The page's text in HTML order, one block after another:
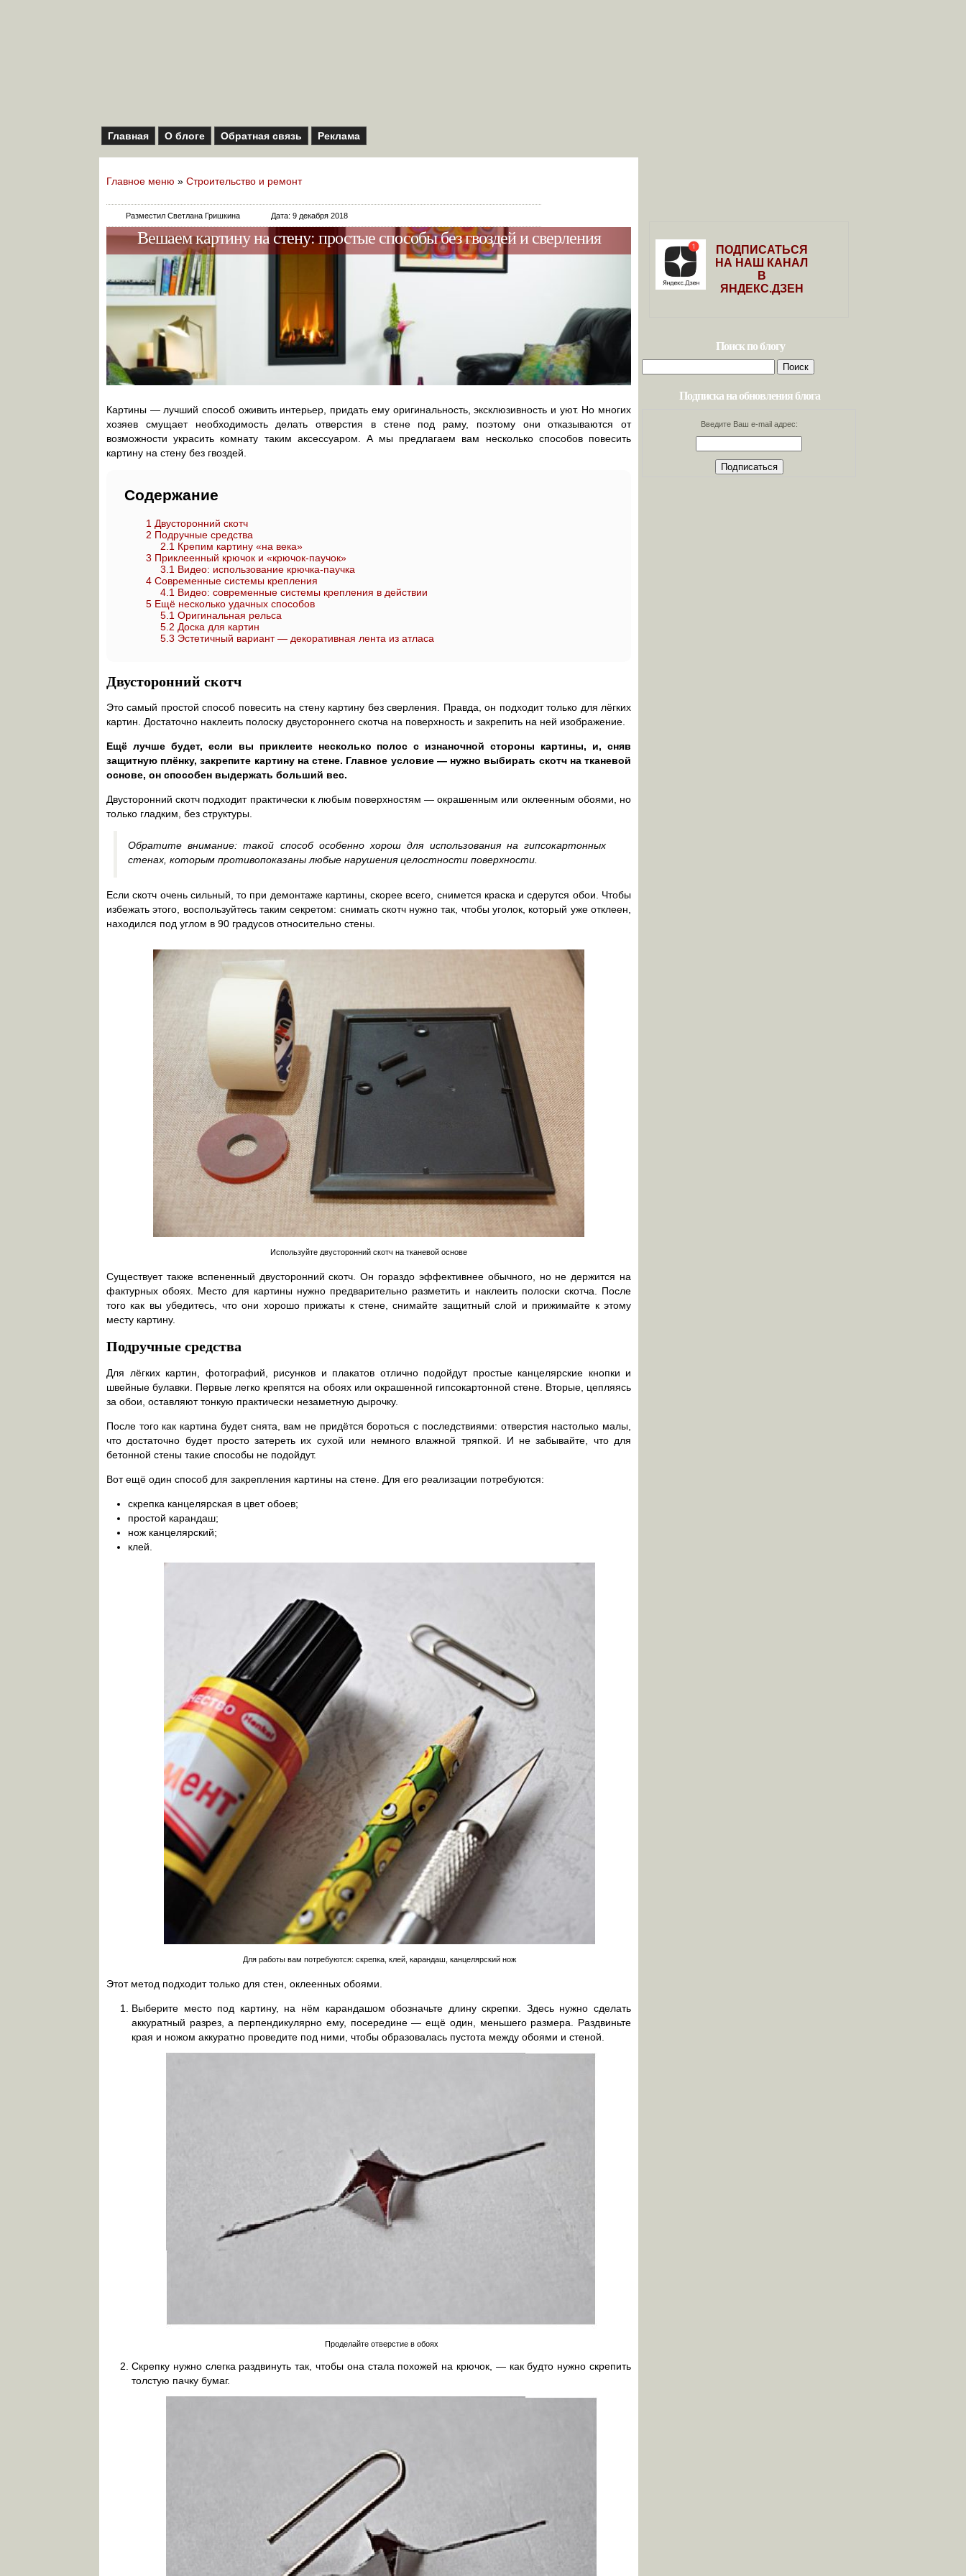
Главная О блоге Обратная связь Реклама
Главное меню » Строительство и ремонт
Разместил Светлана Гришкина Дата: 9 декабря 2018
Вешаем картину на стену: простые способы без гвоздей и сверления
Картины — лучший способ оживить интерьер, придать ему оригинальность, эксклюзивность и уют. Но многих
хозяев смущает необходимость делать отверстия в стене под раму, поэтому они отказываются от
возможности украсить комнату таким аксессуаром. А мы предлагаем вам несколько способов повесить
картину на стену без гвоздей.
Содержание
1 Двусторонний скотч
2 Подручные средства
2.1 Крепим картину «на века»
3 Приклеенный крючок и «крючок-паучок»
3.1 Видео: использование крючка-паучка
4 Современные системы крепления
4.1 Видео: современные системы крепления в действии
5 Ещё несколько удачных способов
5.1 Оригинальная рельса
5.2 Доска для картин
5.3 Эстетичный вариант — декоративная лента из атласа
Двусторонний скотч
Это самый простой способ повесить на стену картину без сверления. Правда, он подходит только для лёгких
картин. Достаточно наклеить полоску двустороннего скотча на поверхность и закрепить на ней изображение.
Ещё лучше будет, если вы приклеите несколько полос с изнаночной стороны картины, и, сняв
защитную плёнку, закрепите картину на стене. Главное условие — нужно выбирать скотч на тканевой
основе, он способен выдержать больший вес.
Двусторонний скотч подходит практически к любым поверхностям — окрашенным или оклеенным обоями, но
только гладким, без структуры.
Обратите внимание: такой способ особенно хорош для использования на гипсокартонных
стенах, которым противопоказаны любые нарушения целостности поверхности.
Если скотч очень сильный, то при демонтаже картины, скорее всего, снимется краска и сдерутся обои. Чтобы
избежать этого, воспользуйтесь таким секретом: снимать скотч нужно так, чтобы уголок, который уже отклеен,
находился под углом в 90 градусов относительно стены.
Используйте двусторонний скотч на тканевой основе
Существует также вспененный двусторонний скотч. Он гораздо эффективнее обычного, но не держится на
фактурных обоях. Место для картины нужно предварительно разметить и наклеить полоски скотча. После
того как вы убедитесь, что они хорошо прижаты к стене, снимайте защитный слой и прижимайте к этому
месту картину.
Подручные средства
Для лёгких картин, фотографий, рисунков и плакатов отлично подойдут простые канцелярские кнопки и
швейные булавки. Первые легко крепятся на обоях или окрашенной гипсокартонной стене. Вторые, цепляясь
за обои, оставляют тонкую практически незаметную дырочку.
После того как картина будет снята, вам не придётся бороться с последствиями: отверстия настолько малы,
что достаточно будет просто затереть их сухой или немного влажной тряпкой. И не забывайте, что для
бетонной стены такие способы не подойдут.
Вот ещё один способ для закрепления картины на стене. Для его реализации потребуются:
скрепка канцелярская в цвет обоев;
простой карандаш;
нож канцелярский;
клей.
Для работы вам потребуются: скрепка, клей, карандаш, канцелярский нож
Этот метод подходит только для стен, оклеенных обоями.
Выберите место под картину, на нём карандашом обозначьте длину скрепки. Здесь нужно сделать
аккуратный разрез, а перпендикулярно ему, посередине — ещё один, меньшего размера. Раздвиньте
края и ножом аккуратно проведите под ними, чтобы образовалась пустота между обоями и стеной.
Проделайте отверстие в обоях
Скрепку нужно слегка раздвинуть так, чтобы она стала похожей на крючок, — как будто нужно скрепить
толстую пачку бумаг.
ПОДПИСАТЬСЯ
НА НАШ КАНАЛ
В
ЯНДЕКС.ДЗЕН
Поиск по блогу
Найти:
Подписка на обновления блога
Введите Ваш e-mail адрес: